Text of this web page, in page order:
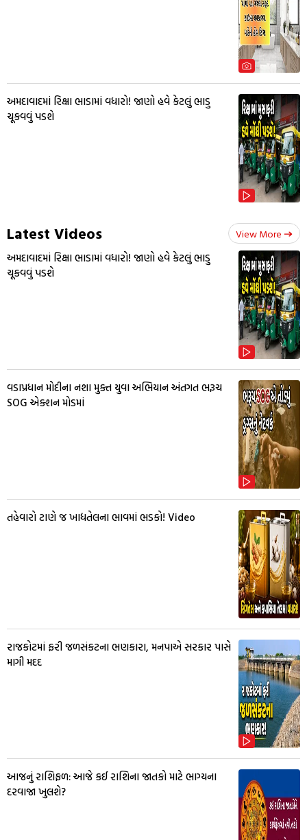
અમદાવાદમાં રિક્ષા ભાડામાં વધારો! જાણો હવે કેટલું ભાડુ
ચૂકવવું પડશે
Latest Videos View More
અમદાવાદમાં રિક્ષા ભાડામાં વધારો! જાણો હવે કેટલું ભાડુ
ચૂકવવું પડશે
વડાપ્રધાન મોદીના નશા મુક્ત યુવા અભિયાન અંતગત ભરૂચ
SOG એક્શન મોડમાં
તહેવારો ટાણે જ ખાદ્યતેલના ભાવમાં ભડકો! Video
રાજકોટમાં ફરી જળસંકટના ભણકારા, મનપાએ સરકાર પાસે
માગી મદદ
આજનું રાશિફળ: આજે કઈ રાશિના જાતકો માટે ભાગ્યના
દરવાજા ખુલશે?